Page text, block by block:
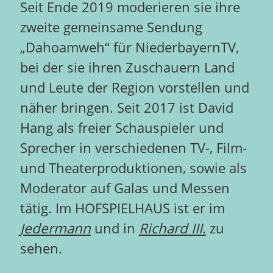
Seit Ende 2019 moderieren sie ihre
zweite gemeinsame Sendung
„Dahoamweh“ für NiederbayernTV,
bei der sie ihren Zuschauern Land
und Leute der Region vorstellen und
näher bringen. Seit 2017 ist David
Hang als freier Schauspieler und
Sprecher in verschiedenen TV-, Film-
und Theaterproduktionen, sowie als
Moderator auf Galas und Messen
tätig. Im HOFSPIELHAUS ist er im
Jedermannund in Richard III. zu
sehen.